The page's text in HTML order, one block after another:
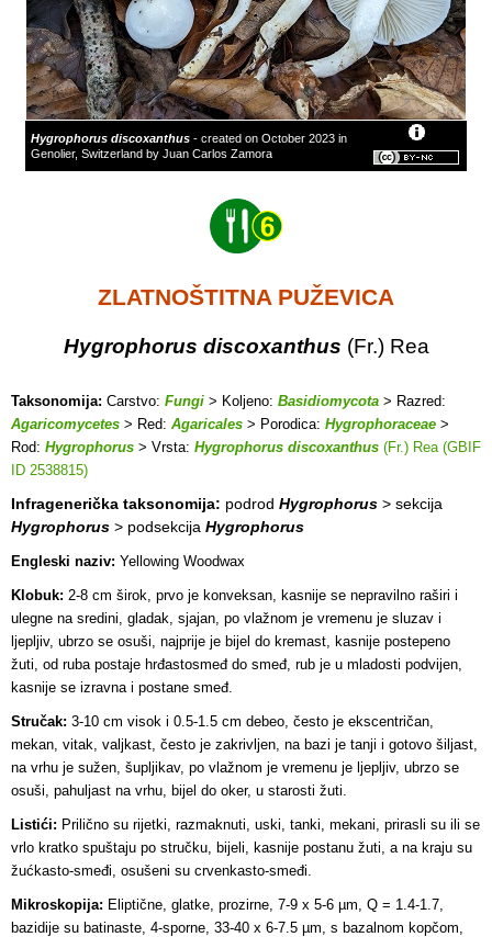
Hygrophorus discoxanthus - created on October 2023 in
Genolier, Switzerland by Juan Carlos Zamora
ZLATNOŠTITNA PUŽEVICA
Hygrophorus discoxanthus (Fr.) Rea
Taksonomija: Carstvo: Fungi > Koljeno: Basidiomycota > Razred:
Agaricomycetes > Red: Agaricales > Porodica: Hygrophoraceae >
Rod: Hygrophorus > Vrsta: Hygrophorus discoxanthus (Fr.) Rea (GBIF
ID 2538815)
Infragenerička taksonomija: podrod Hygrophorus > sekcija
Hygrophorus > podsekcija Hygrophorus
Engleski naziv: Yellowing Woodwax
Klobuk: 2-8 cm širok, prvo je konveksan, kasnije se nepravilno raširi i
ulegne na sredini, gladak, sjajan, po vlažnom je vremenu je sluzav i
ljepljiv, ubrzo se osuši, najprije je bijel do kremast, kasnije postepeno
žuti, od ruba postaje hrđastosmeđ do smeđ, rub je u mladosti podvijen,
kasnije se izravna i postane smeđ.
Stručak: 3-10 cm visok i 0.5-1.5 cm debeo, često je ekscentričan,
mekan, vitak, valjkast, često je zakrivljen, na bazi je tanji i gotovo šiljast,
na vrhu je sužen, šupljikav, po vlažnom je vremenu je ljepljiv, ubrzo se
osuši, pahuljast na vrhu, bijel do oker, u starosti žuti.
Listići: Prilično su rijetki, razmaknuti, uski, tanki, mekani, prirasli su ili se
vrlo kratko spuštaju po stručku, bijeli, kasnije postanu žuti, a na kraju su
žućkasto-smeđi, osušeni su crvenkasto-smeđi.
Mikroskopija: Eliptične, glatke, prozirne, 7-9 x 5-6 µm, Q = 1.4-1.7,
bazidije su batinaste, 4-sporne, 33-40 x 6-7.5 µm, s bazalnom kopčom,